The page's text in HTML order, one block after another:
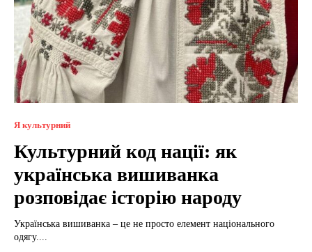
Я культурний
Культурний код нації: як
українська вишиванка
розповідає історію народу
Українська вишиванка – це не просто елемент національного
одягу....